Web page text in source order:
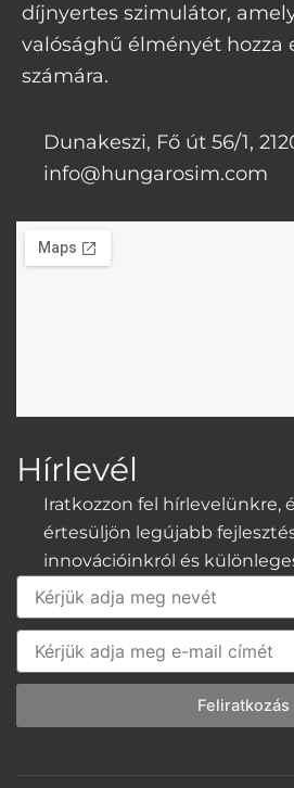
díjnyertes szimulátor,
valósághű élményét hozza
számára.
Dunakeszi, Fő út 56/1,
info@hungarosim.com
Hírlevél
Iratkozzon fel hírlevelünkre,
értesüljön legújabb
innovációinkról és
Név
E-
mail
Feliratkozás